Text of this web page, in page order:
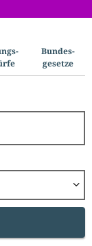
Bundes­
gesetze